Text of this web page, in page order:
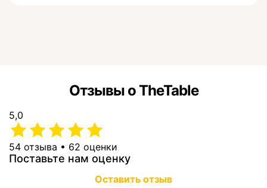
Отзывы о TheTable
5,0
54 отзыва • 62 оценки
Поставьте нам оценку
Оставить отзыв